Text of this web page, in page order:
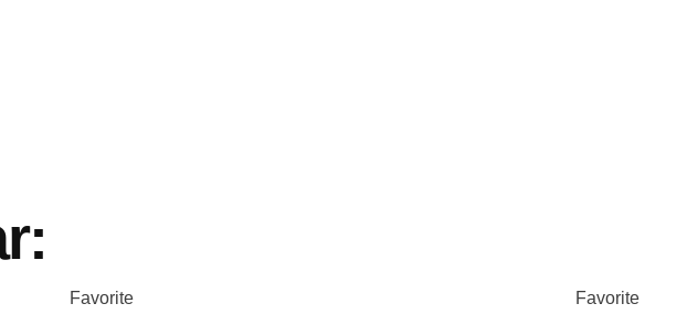
:
Favorite Favorite